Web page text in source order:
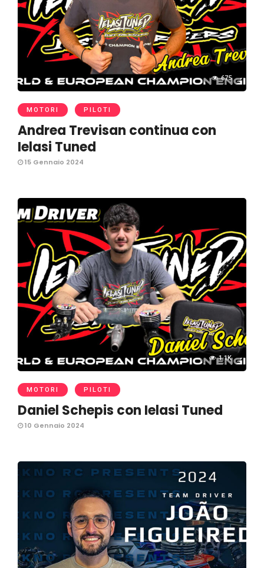
675
MOTORI PILOTI
Andrea Trevisan continua con
Ielasi Tuned
15 Gennaio 2024
1.1K
MOTORI PILOTI
Daniel Schepis con Ielasi Tuned
10 Gennaio 2024